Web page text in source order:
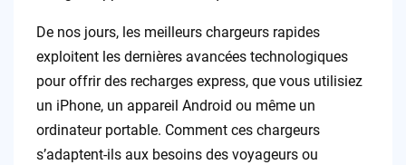
De nos jours, les meilleurs chargeurs rapides
exploitent les dernières avancées technologiques
pour offrir des recharges express, que vous utilisiez
un iPhone, un appareil Android ou même un
ordinateur portable. Comment ces chargeurs
s’adaptent-ils aux besoins des voyageurs ou